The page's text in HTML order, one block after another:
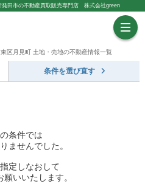
発田市の不動産買取販売専門店 株式会社green
区月見町 土地・売地の不動産情報一覧
条件を選び直す
条件では
ませんでした。
定しなおして
いいたします。